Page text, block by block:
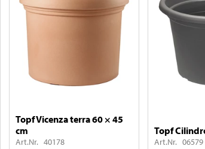
Topf Vicenza terra 60 × 45
cm
Art.Nr. 40178
Topf
Art.Nr. 06579